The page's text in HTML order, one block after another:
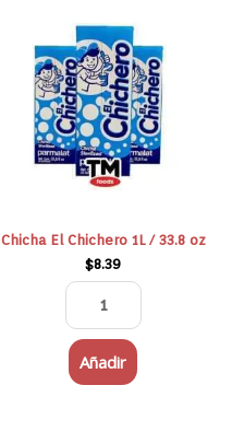
Chicha El Chichero 1L / 33.8 oz
$8.39
El
Chichero
1L
/
33.8
oz
cantidad
Añadir